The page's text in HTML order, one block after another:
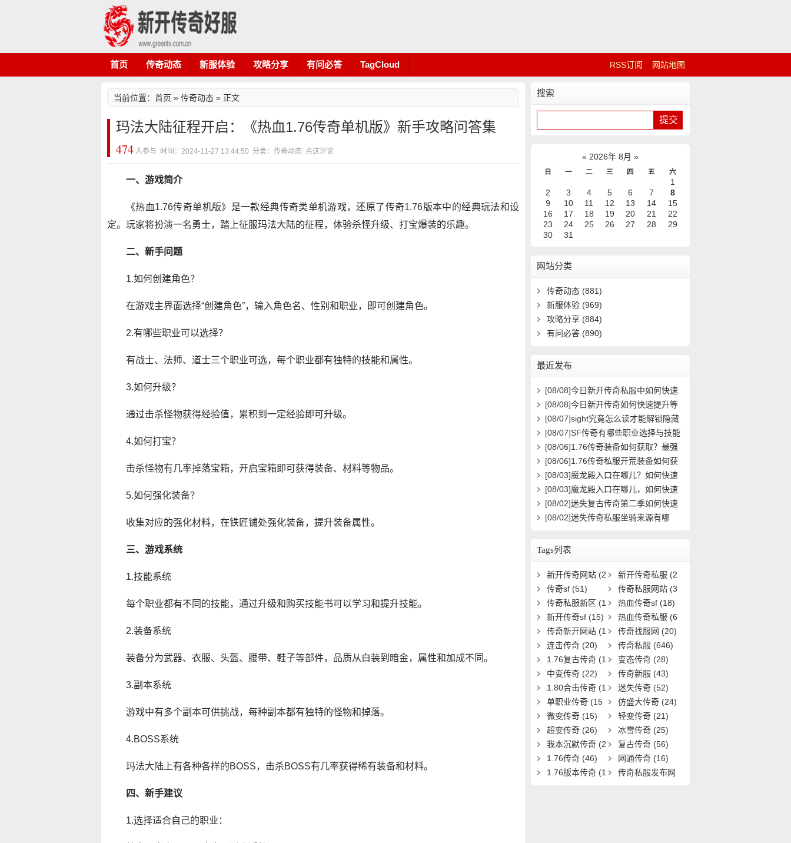
首页 传奇动态 新服体验 攻略分享 有问必答 TagCloud RSS订阅 网站地图
当前位置： 首页 » 传奇动态 » 正文
玛法大陆征程开启：《热血1.76传奇单机版》新手攻略问答集
474 人参与 时间：2024-11-27 13:44:50 分类：传奇动态 点这评论
一、游戏简介
《热血1.76传奇单机版》是一款经典传奇类单机游戏，还原了传奇1.76版本中的经典玩法和设
定。玩家将扮演一名勇士，踏上征服玛法大陆的征程，体验杀怪升级、打宝爆装的乐趣。
二、新手问题
1.如何创建角色？
在游戏主界面选择“创建角色”，输入角色名、性别和职业，即可创建角色。
2.有哪些职业可以选择？
有战士、法师、道士三个职业可选，每个职业都有独特的技能和属性。
3.如何升级？
通过击杀怪物获得经验值，累积到一定经验即可升级。
4.如何打宝？
击杀怪物有几率掉落宝箱，开启宝箱即可获得装备、材料等物品。
5.如何强化装备？
收集对应的强化材料，在铁匠铺处强化装备，提升装备属性。
三、游戏系统
1.技能系统
每个职业都有不同的技能，通过升级和购买技能书可以学习和提升技能。
2.装备系统
装备分为武器、衣服、头盔、腰带、鞋子等部件，品质从白装到暗金，属性和加成不同。
3.副本系统
游戏中有多个副本可供挑战，每种副本都有独特的怪物和掉落。
4.BOSS系统
玛法大陆上有各种各样的BOSS，击杀BOSS有几率获得稀有装备和材料。
四、新手建议
1.选择适合自己的职业：
搜索
« 2026年 8月 »
日 一 二 三 四 五 六
1
2
3 4 5 6 7
8
9
10 11 12 13 14
15
16
17 18 19 20 21
22
23
24 25 26 27 28
29
30
31
网站分类
传奇动态 (881)
新服体验 (969)
攻略分享 (884)
有问必答 (890)
最近发布
[08/08]今日新开传奇私服中如何快速
提升角色等级？
[08/08]今日新开传奇如何快速提升等
级？
[08/07]sight究竟怎么读才能解锁隐藏
关卡？新手必看攻略解析
[08/07]SF传奇有哪些职业选择与技能
搭配攻略？
[08/06]1.76传奇装备如何获取？最强
装备属性与搭配攻略
[08/06]1.76传奇私服开荒装备如何获
取？在哪里能领取到？
[08/03]魔龙殿入口在哪儿？如何快速
到达并通关？
[08/03]魔龙殿入口在哪儿，如何快速
到达并通关？
[08/02]迷失复古传奇第二季如何快速
提升等级？
[08/02]迷失传奇私服坐骑来源有哪
Tags列表
新开传奇网站 (2
5)
新开传奇私服 (2
8)
传奇sf (51) 传奇私服网站 (3
3)
传奇私服新区 (1
9)
热血传奇sf (18)
新开传奇sf (15) 热血传奇私服 (6
1)
传奇新开网站 (1
5)
传奇找服网 (20)
连击传奇 (20) 传奇私服 (646)
1.76复古传奇 (1
9)
变态传奇 (28)
中变传奇 (22) 传奇新服 (43)
1.80合击传奇 (1
8)
迷失传奇 (52)
单职业传奇 (15
1)
仿盛大传奇 (24)
微变传奇 (15) 轻变传奇 (21)
超变传奇 (26) 冰雪传奇 (25)
我本沉默传奇 (2
0)
复古传奇 (56)
1.76传奇 (46) 网通传奇 (16)
1.76版本传奇 (1
传奇私服发布网